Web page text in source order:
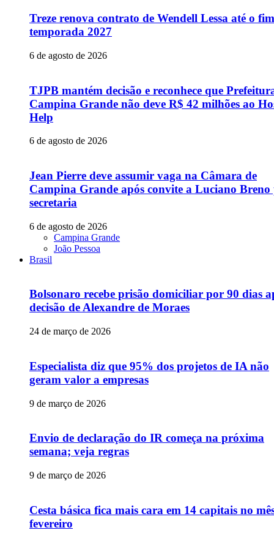
Treze renova contrato de Wendell Lessa até o
temporada 2027
6 de agosto de 2026
TJPB mantém decisão e reconhece que
Campina Grande não deve R$ 42 milhões ao
Help
6 de agosto de 2026
Jean Pierre deve assumir vaga na Câmara de
Campina Grande após convite a Luciano Breno
secretaria
6 de agosto de 2026
Campina Grande
João Pessoa
Brasil
Bolsonaro recebe prisão domiciliar por 90 dias
decisão de Alexandre de Moraes
24 de março de 2026
Especialista diz que 95% dos projetos de IA não
geram valor a empresas
9 de março de 2026
Envio de declaração do IR começa na próxima
semana; veja regras
9 de março de 2026
Cesta básica fica mais cara em 14 capitais no
fevereiro